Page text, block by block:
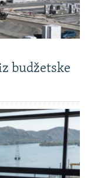
budžetske